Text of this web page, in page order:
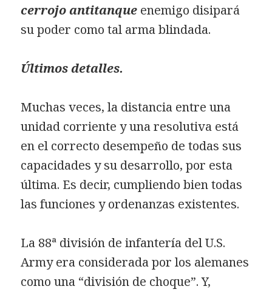
cerrojo antitanque enemigo disipará
su poder como tal arma blindada.
Últimos detalles.
Muchas veces, la distancia entre una
unidad corriente y una resolutiva está
en el correcto desempeño de todas sus
capacidades y su desarrollo, por esta
última. Es decir, cumpliendo bien todas
las funciones y ordenanzas existentes.
La 88ª división de infantería del U.S.
Army era considerada por los alemanes
como una “división de choque”. Y,